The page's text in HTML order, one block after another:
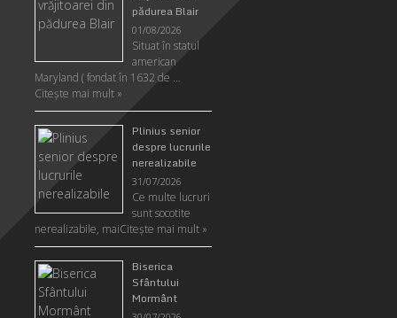
pădurea Blair
01/08/2026
Situat în statul
american
Maryland ( fondat în 1632 de …
Citeşte mai mult »
Plinius senior
despre lucrurile
nerealizabile
31/07/2026
Ce multe lucruri
sunt socotite
nerealizabile, maiCiteşte mai mult »
Biserica
Sfântului
Mormânt